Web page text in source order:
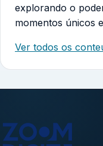
explorando o
momentos únicos
Ver todos os